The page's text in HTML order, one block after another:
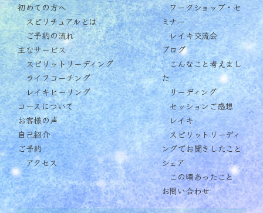
初めての方へ
スピリチュアルとは
ご予約の流れ
主なサービス
スピリットリーディング
ライフコーチング
レイキヒーリング
コースについて
お客様の声
自己紹介
ご予約
アクセス
ワークショップ・セ
ミナー
レイキ交流会
ブログ
こんなこと考えまし
た
リーディング
セッションご感想
レイキ
スピリットリーディ
ングでお聞きしたこと
シェア
この頃あったこと
お問い合わせ